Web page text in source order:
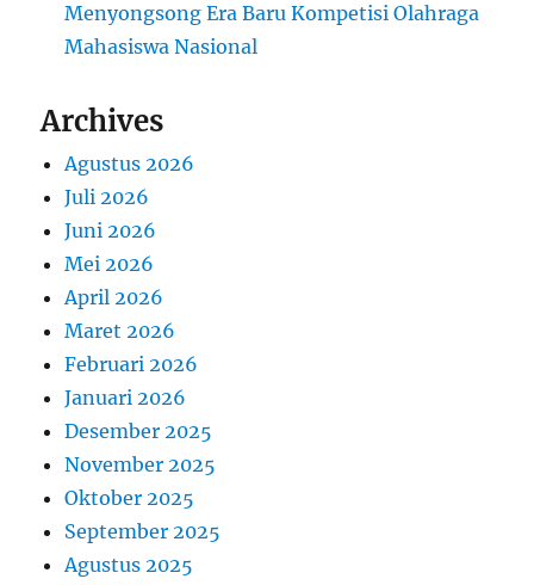
Menyongsong Era Baru Kompetisi Olahraga
Mahasiswa Nasional
Archives
Agustus 2026
Juli 2026
Juni 2026
Mei 2026
April 2026
Maret 2026
Februari 2026
Januari 2026
Desember 2025
November 2025
Oktober 2025
September 2025
Agustus 2025